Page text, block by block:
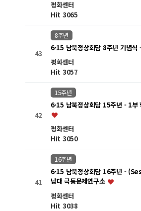
평화센터
Hit 3065
43
8주년
6·15 남북정상회담 8주년 기념식
평화센터
Hit 3057
42
15주년
6·15 남북정상회담 15주년 - 1부
평화센터
Hit 3050
41
16주년
6·15 남북정상회담 16주년 -
남대 극동문제연구소
평화센터
Hit 3038